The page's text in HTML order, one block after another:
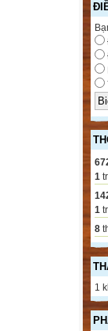
1
1
8
1